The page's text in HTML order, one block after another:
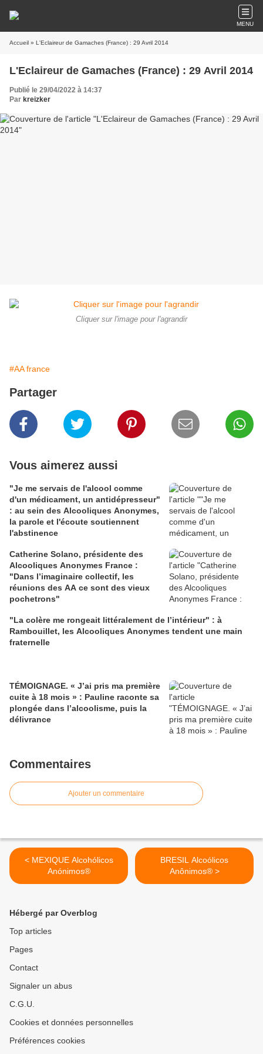
MENU
Accueil » L'Eclaireur de Gamaches (France) : 29 Avril 2014
L'Eclaireur de Gamaches (France) : 29 Avril 2014
Publié le 29/04/2022 à 14:37
Par kreizker
Cliquer sur l'image pour l'agrandir
#AA france
Partager
Vous aimerez aussi
"Je me servais de l'alcool comme
d'un médicament, un antidépresseur"
: au sein des Alcooliques Anonymes,
la parole et l'écoute soutiennent
l'abstinence
Catherine Solano, présidente des
Alcooliques Anonymes France :
"Dans l’imaginaire collectif, les
réunions des AA ce sont des vieux
pochetrons"
"La colère me rongeait littéralement de l’intérieur" : à
Rambouillet, les Alcooliques Anonymes tendent une main
fraternelle
TÉMOIGNAGE. « J’ai pris ma première
cuite à 18 mois » : Pauline raconte sa
plongée dans l’alcoolisme, puis la
délivrance
Commentaires
Ajouter un commentaire
< MEXIQUE Alcohólicos
Anónimos®
BRESIL Alcoólicos
Anônimos® >
Hébergé par Overblog
Top articles
Pages
Contact
Signaler un abus
C.G.U.
Cookies et données personnelles
Préférences cookies